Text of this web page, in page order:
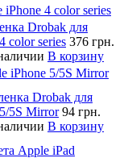
4 color series
Drobak для
color series 376 грн.
В корзину
iPhone 5/5S Mirror
Drobak для
5S Mirror 94 грн.
В корзину
Apple iPad